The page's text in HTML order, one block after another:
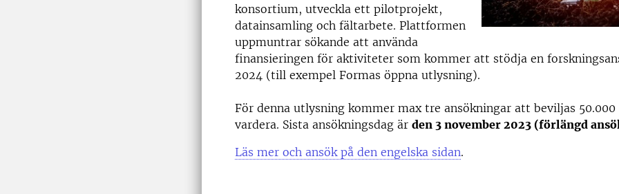
konsortium, utveckla ett pilotprojekt,
datainsamling och fältarbete. Plattformen
uppmuntrar sökande att använda
finansieringen för aktiviteter som kommer att stödja en
2024 (till exempel Formas öppna utlysning).
För denna utlysning kommer max tre ansökningar att beviljas 50.000
vardera. Sista ansökningsdag är den 3 november 2023 (förlängd
Läs mer och ansök på den engelska sidan.